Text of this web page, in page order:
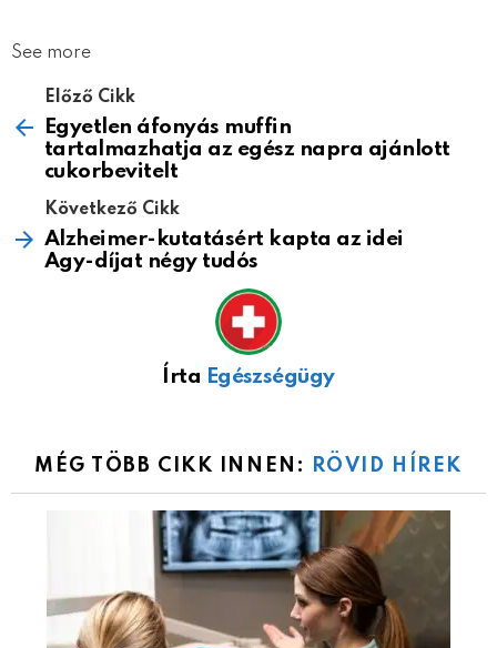
See more
Előző Cikk
Egyetlen áfonyás muffin
tartalmazhatja az egész napra ajánlott
cukorbevitelt
Következő Cikk
Alzheimer-kutatásért kapta az idei
Agy-díjat négy tudós
Írta Egészségügy
MÉG TÖBB CIKK INNEN: RÖVID HÍREK